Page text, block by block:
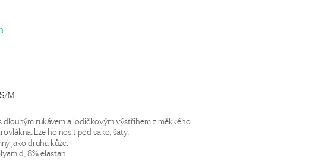
S/M
dlouhým rukávem a lodičkovým výstřihem z měkkého
Lze ho nosit pod sako, šaty.
jako druhá kůže.
8% elastan.